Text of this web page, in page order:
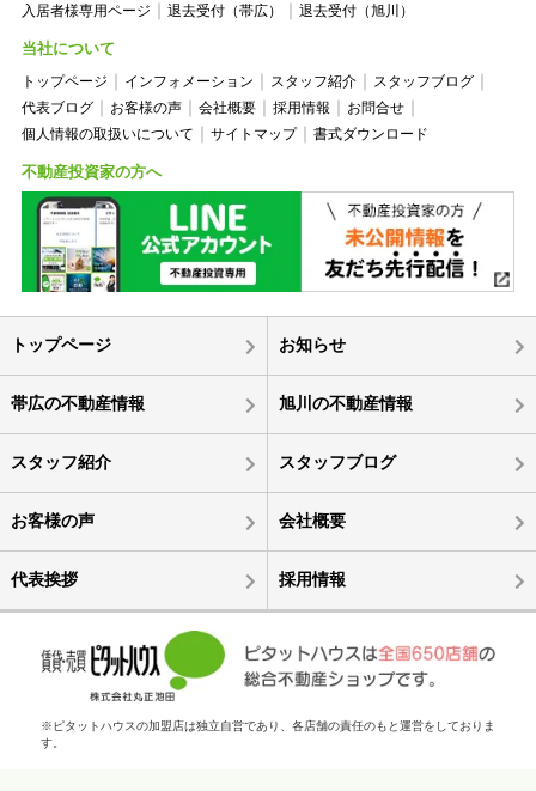
入居者様専用ページ 退去受付（帯広） 退去受付（旭川）
当社について
トップページ インフォメーション スタッフ紹介
スタッフブログ
代表ブログ
お客様の声 会社概要 採用情報
お問合せ
個人情報の取扱いについて
サイトマップ 書式ダウンロード
不動産投資家の方へ
トップページ お知らせ
帯広の不動産情報 旭川の不動産情報
スタッフ紹介 スタッフブログ
お客様の声 会社概要
代表挨拶 採用情報
※ピタットハウスの加盟店は独立自営であり、各店舗の責任のもと運営をしておりま
す。